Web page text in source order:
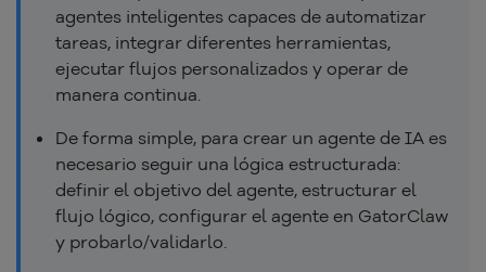
agentes inteligentes capaces de automatizar
tareas, integrar diferentes herramientas,
ejecutar flujos personalizados y operar de
manera continua.
De forma simple, para crear un agente de IA es
necesario seguir una lógica estructurada:
definir el objetivo del agente, estructurar el
flujo lógico, configurar el agente en GatorClaw
y probarlo/validarlo.